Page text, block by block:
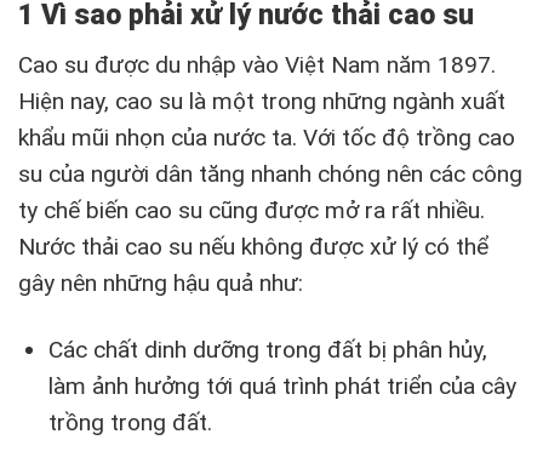
1 Vì sao phải xử lý nước thải cao su
Cao su được du nhập vào Việt Nam năm 1897.
Hiện nay, cao su là một trong những ngành xuất
khẩu mũi nhọn của nước ta. Với tốc độ trồng cao
su của người dân tăng nhanh chóng nên các công
ty chế biến cao su cũng được mở ra rất nhiều.
Nước thải cao su nếu không được xử lý có thể
gây nên những hậu quả như:
Các chất dinh dưỡng trong đất bị phân hủy,
làm ảnh hưởng tới quá trình phát triển của cây
trồng trong đất.